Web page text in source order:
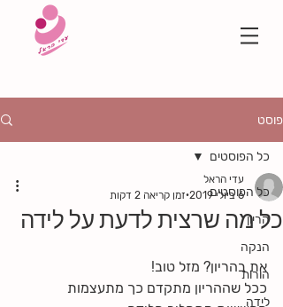
פוסט
כל הפוסטים
הריון
הנקה
הורות
לידה
כל הפוסטים
כל מה שרצית לדעת על לידה
עדי הראל
6 ביולי 2019
זמן קריאה 2 דקות
את בהריון? מזל טוב!
ככל שההריון מתקדם כך מתעצמות